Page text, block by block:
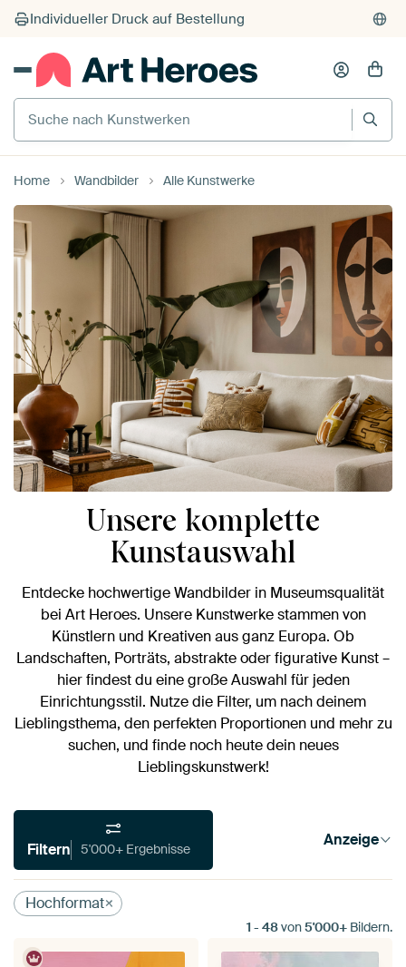
Suche nach Kunstwerken
Home Wandbilder Alle Kunstwerke
Unsere komplette
Kunstauswahl
Entdecke hochwertige Wandbilder in Museumsqualität
bei Art Heroes. Unsere Kunstwerke stammen von
Künstlern und Kreativen aus ganz Europa. Ob
Landschaften, Porträts, abstrakte oder figurative Kunst –
hier findest du eine große Auswahl für jeden
Einrichtungsstil. Nutze die Filter, um nach deinem
Lieblingsthema, den perfekten Proportionen und mehr zu
suchen, und finde noch heute dein neues
Lieblingskunstwerk!
Filtern 5'000+ Ergebnisse Anzeige
1 - 48von5'000+ Bildern.
Hochformat